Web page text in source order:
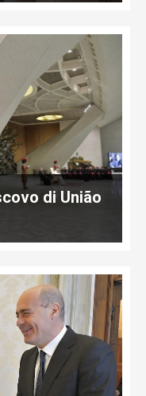
di União